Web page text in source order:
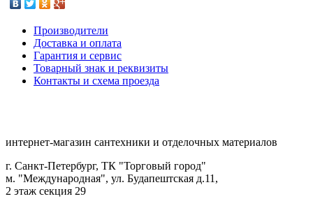
Производители
Доставка и оплата
Гарантия и сервис
Товарный знак и реквизиты
Контакты и схема проезда
интернет-магазин сантехники и отделочных материалов
г. Санкт-Петербург, ТК "Торговый город"
м. "Международная", ул. Будапештская д.11,
2 этаж секция 29